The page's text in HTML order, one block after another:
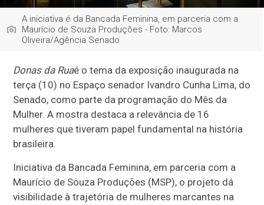
A iniciativa é da Bancada Feminina, em parceria com a
Maurício de Souza Produções - Foto: Marcos
Oliveira/Agência Senado
Donas da Ruaé o tema da exposição inaugurada na
terça (10) no Espaço senador Ivandro Cunha Lima, do
Senado, como parte da programação do Mês da
Mulher. A mostra destaca a relevância de 16
mulheres que tiveram papel fundamental na história
brasileira.
Iniciativa da Bancada Feminina, em parceria com a
Maurício de Souza Produções (MSP), o projeto dá
visibilidade à trajetória de mulheres marcantes na